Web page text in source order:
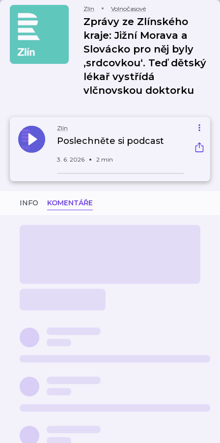
Zlín Volnočasové
Zprávy ze Zlínského
kraje: Jižní Morava a
Slovácko pro něj byly
‚srdcovkou‘. Teď dětský
lékař vystřídá
vlčnovskou doktorku
Zlín
Poslechněte si podcast
3. 6. 2026 2 min
INFO KOMENTÁŘE